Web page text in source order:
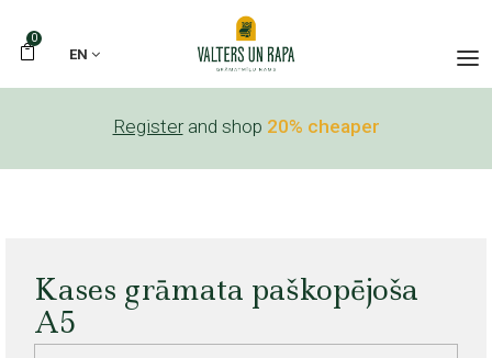
0
EN
Register and shop 20% cheaper
Kases grāmata paškopējoša
A5